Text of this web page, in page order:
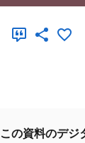
の資料のデジ